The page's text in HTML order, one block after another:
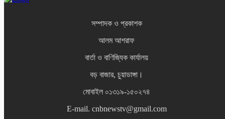
সম্পাদক ও প্রকাশক
আলম আশরাফ
বার্তা ও বাণিজ্যিক কার্যালয়
বড় বাজার, চুয়াডাঙ্গা।
মোবাইল ০১৩১৯-১৫০২৭৪
E-mail. cnbnewstv@gmail.com